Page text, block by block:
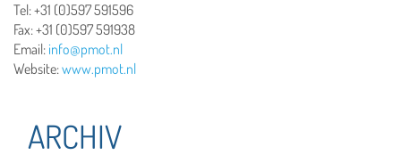
Tel: +31 (0)597 591596
Fax: +31 (0)597 591938
Email: info@pmot.nl
Website:www.pmot.nl
ARCHIV